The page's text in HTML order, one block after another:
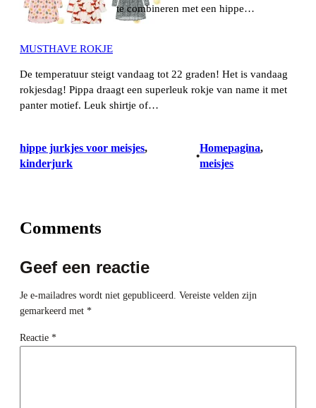
te combineren met een hippe…
MUSTHAVE ROKJE
De temperatuur steigt vandaag tot 22 graden! Het is vandaag
rokjesdag! Pippa draagt een superleuk rokje van name it met
panter motief. Leuk shirtje of…
hippe jurkjes voor meisjes
kinderjurk
•
Homepagina
meisjes
Comments
Geef een reactie
Je e-mailadres wordt niet gepubliceerd. Vereiste velden zijn
gemarkeerd met *
Reactie *